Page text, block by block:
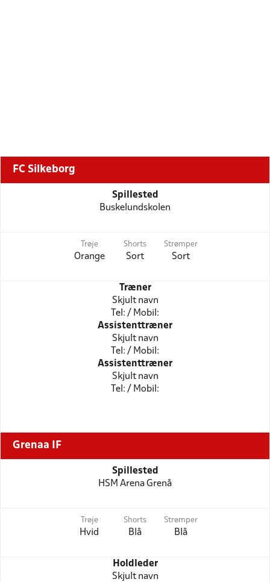
FC Silkeborg
Spillested
Buskelundskolen
Trøje
Orange
Shorts
Sort
Strømper
Sort
Træner
Skjult navn
Tel: / Mobil:
Assistenttræner
Skjult navn
Tel: / Mobil:
Assistenttræner
Skjult navn
Tel: / Mobil:
Grenaa IF
Spillested
HSM Arena Grenå
Trøje
Hvid
Shorts
Blå
Strømper
Blå
Holdleder
Skjult navn